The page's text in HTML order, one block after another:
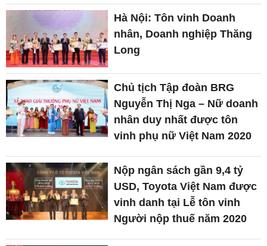
Hà Nội: Tôn vinh Doanh
nhân, Doanh nghiệp Thăng
Long
Chủ tịch Tập đoàn BRG
Nguyễn Thị Nga – Nữ doanh
nhân duy nhất được tôn
vinh phụ nữ Việt Nam 2020
Nộp ngân sách gần 9,4 tỷ
USD, Toyota Việt Nam được
vinh danh tại Lễ tôn vinh
Người nộp thuế năm 2020